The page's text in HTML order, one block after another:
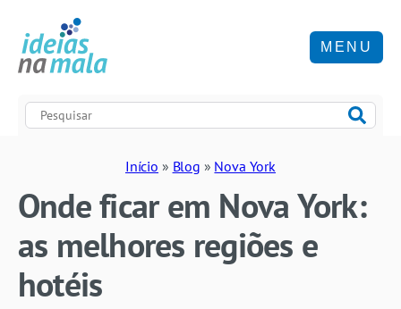
MENU
Início » Blog » Nova York
Onde ficar em Nova York:
as melhores regiões e
hotéis